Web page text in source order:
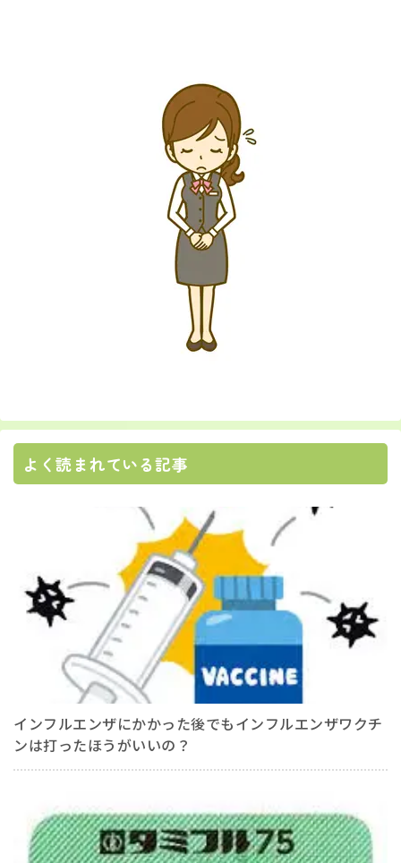
よく読まれている記事
インフルエンザにかかった後でもインフルエンザワクチ
ンは打ったほうがいいの？